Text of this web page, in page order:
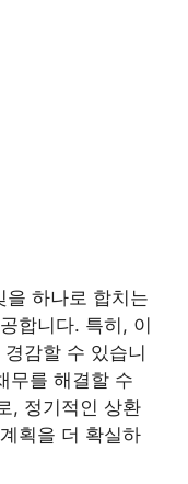
을 하나로 합치는
합니다. 특히, 이
감할 수 있습니
무를 해결할 수
, 정기적인 상환
획을 더 확실하